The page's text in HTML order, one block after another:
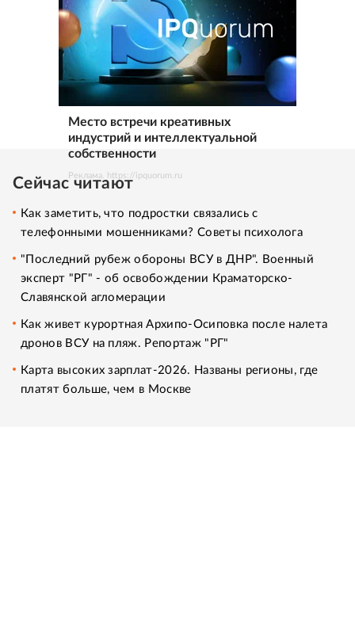
Место встречи креативных
индустрий и интеллектуальной
собственности
Реклама. https://ipquorum.ru
Сейчас читают
Как заметить, что подростки связались с
телефонными мошенниками? Советы психолога
"Последний рубеж обороны ВСУ в ДНР". Военный
эксперт "РГ" - об освобождении Краматорско-
Славянской агломерации
Как живет курортная Архипо-Осиповка после налета
дронов ВСУ на пляж. Репортаж "РГ"
Карта высоких зарплат-2026. Названы регионы, где
платят больше, чем в Москве